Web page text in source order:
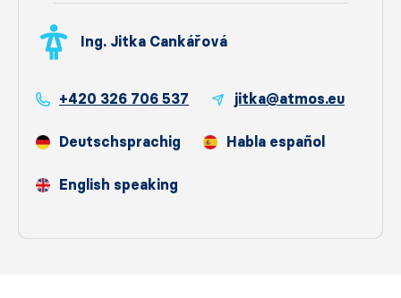
Ing. Jitka Cankářová
+420 326 706 537 jitka@atmos.eu
Deutschsprachig Habla español
English speaking